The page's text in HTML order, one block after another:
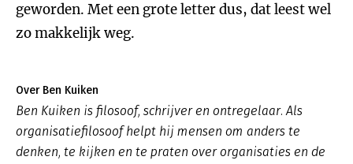
geworden. Met een grote letter dus, dat leest wel
zo makkelijk weg.
Over Ben Kuiken
Ben Kuiken is filosoof, schrijver en ontregelaar. Als
organisatiefilosoof helpt hij mensen om anders te
denken, te kijken en te praten over organisaties en de